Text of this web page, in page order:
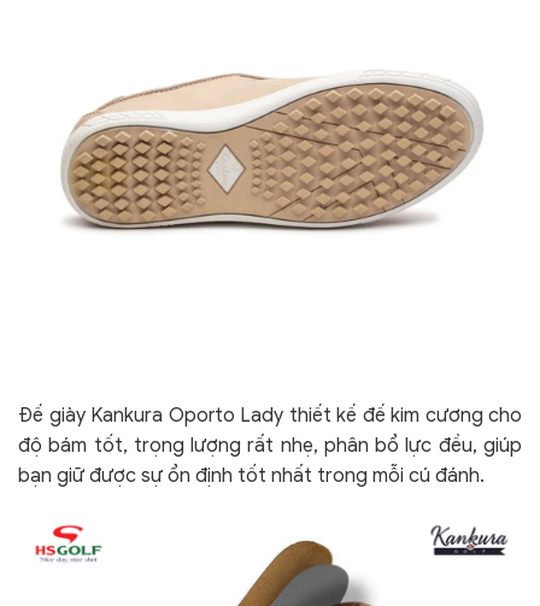
Đế giày Kankura Oporto Lady thiết kế đế kim cương cho
độ bám tốt, trọng lượng rất nhẹ, phân bổ lực đều, giúp
bạn giữ được sự ổn định tốt nhất trong mỗi cú đánh.